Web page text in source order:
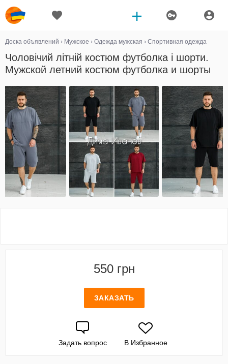
Доска объявлений › Мужское › Одежда мужская › Спортивная одежда
Чоловічий літній костюм футболка і шорти.
Мужской летний костюм футболка и шорты
550 грн
ЗАКАЗАТЬ
Задать вопрос В Избранное